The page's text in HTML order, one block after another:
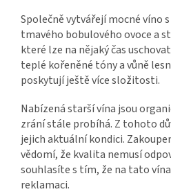
Společně vytvářejí mocné víno
tmavého bobulového ovoce a
které lze na nějaký čas
teplé kořeněné tóny a vůně
poskytují ještě více složitosti.
Nabízená starší vína jsou
zrání stále probíhá. Z tohoto
jejich aktuální kondici.
vědomí, že kvalita nemusí
souhlasíte s tím, že na tato
reklamaci.